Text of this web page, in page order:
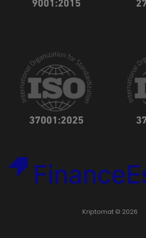
Kriptomat © 2026